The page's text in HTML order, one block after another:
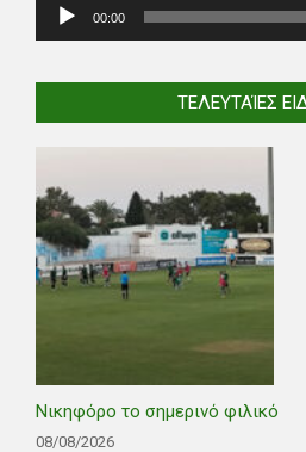
00:00
ΤΕΛΕΥΤΑΊΕΣ
Νικηφόρο το σημερινό φιλικό
08/08/2026